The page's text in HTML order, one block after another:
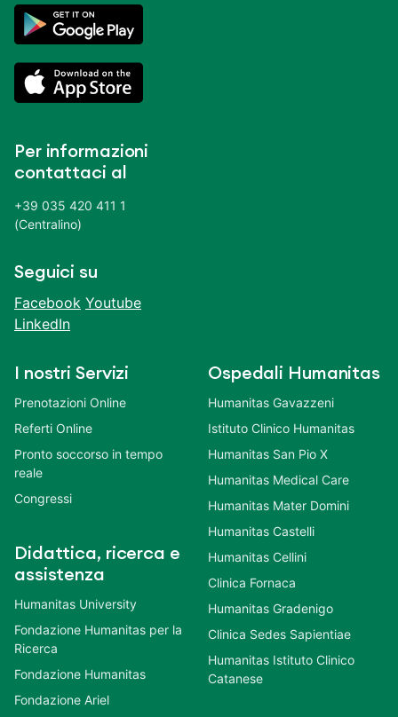
Per informazioni
contattaci al
+39 035 420 411 1
(Centralino)
Seguici su
Facebook Youtube
LinkedIn
I nostri Servizi
Prenotazioni Online
Referti Online
Pronto soccorso in tempo
reale
Congressi
Didattica, ricerca e
assistenza
Humanitas University
Fondazione Humanitas per la
Ricerca
Fondazione Humanitas
Fondazione Ariel
Ospedali Humanitas
Humanitas Gavazzeni
Istituto Clinico Humanitas
Humanitas San Pio X
Humanitas Medical Care
Humanitas Mater Domini
Humanitas Castelli
Humanitas Cellini
Clinica Fornaca
Humanitas Gradenigo
Clinica Sedes Sapientiae
Humanitas Istituto Clinico
Catanese